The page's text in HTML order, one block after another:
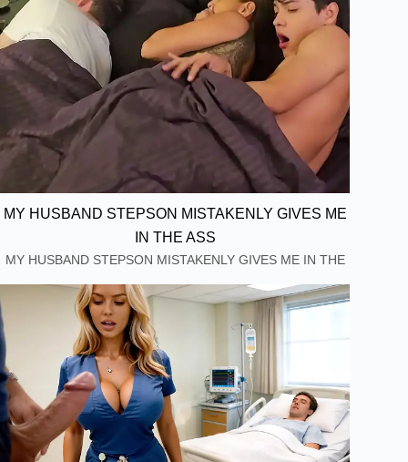
MY HUSBAND STEPSON MISTAKENLY GIVES ME
IN THE ASS
MY HUSBAND STEPSON MISTAKENLY GIVES ME IN THE